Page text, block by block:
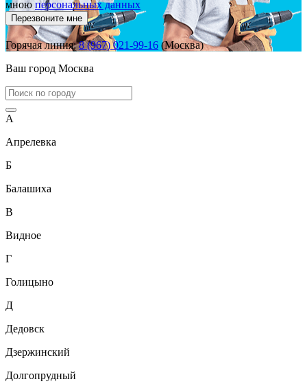
мною персональных данных
Перезвоните мне
Горячая линия:8 (967) 021-99-16 (Москва)
Ваш город Москва
А
Апрелевка
Б
Балашиха
В
Видное
Г
Голицыно
Д
Дедовск
Дзержинский
Долгопрудный